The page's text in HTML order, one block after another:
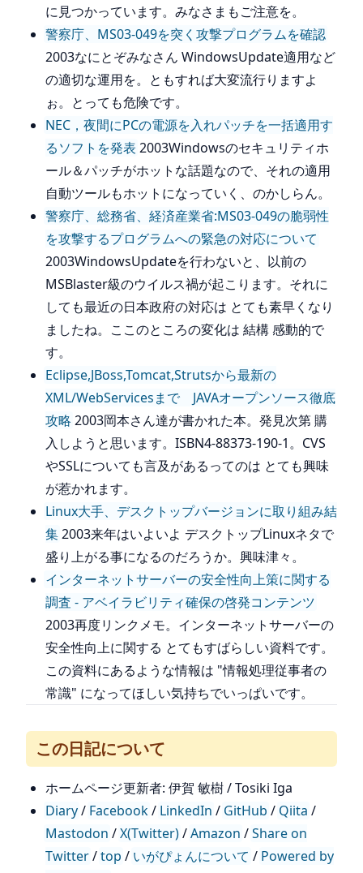
に見つかっています。みなさまもご注意を。
警察庁、MS03-049を突く攻撃プログラムを確認
2003なにとぞみなさん WindowsUpdate適用など
の適切な運用を。ともすれば大変流行りますよ
ぉ。とっても危険です。
NEC，夜間にPCの電源を入れパッチを一括適用す
るソフトを発表 2003Windowsのセキュリティホ
ール＆パッチがホットな話題なので、それの適用
自動ツールもホットになっていく、のかしらん。
警察庁、総務省、経済産業省:MS03-049の脆弱性
を攻撃するプログラムへの緊急の対応について
2003WindowsUpdateを行わないと、以前の
MSBlaster級のウイルス禍が起こります。それに
しても最近の日本政府の対応は とても素早くなり
ましたね。ここのところの変化は 結構 感動的で
す。
Eclipse,JBoss,Tomcat,Strutsから最新の
XML/WebServicesまで JAVAオープンソース徹底
攻略 2003岡本さん達が書かれた本。発見次第 購
入しようと思います。ISBN4-88373-190-1。CVS
やSSLについても言及があるってのは とても興味
が惹かれます。
Linux大手、デスクトップバージョンに取り組み結
集2003来年はいよいよ デスクトップLinuxネタで
盛り上がる事になるのだろうか。興味津々。
インターネットサーバーの安全性向上策に関する
調査 - アベイラビリティ確保の啓発コンテンツ
2003再度リンクメモ。インターネットサーバーの
安全性向上に関する とてもすばらしい資料です。
この資料にあるような情報は "情報処理従事者の
常識" になってほしい気持ちでいっぱいです。
この日記について
ホームページ更新者: 伊賀 敏樹 / Tosiki Iga
Diary/ Facebook/ LinkedIn / GitHub / Qiita /
Mastodon /X(Twitter)/Amazon /Share on
Twitter/top / いがぴょんについて / Powered by